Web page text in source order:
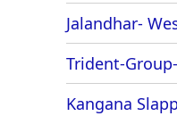
Jalandhar-
Trident-
Kangana